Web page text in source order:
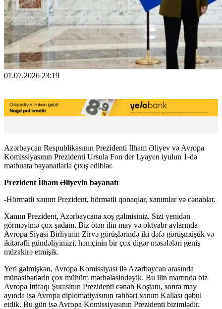
01.07.2026 23:19
Azərbaycan Respublikasının Prezidenti İlham Əliyev və Avropa
Komissiyasının Prezidenti Ursula Fon der Lyayen iyulun 1-də
mətbuata bəyanatlarla çıxış ediblər.
Prezident İlham Əliyevin bəyanatı
-Hörmətli xanım Prezident, hörmətli qonaqlar, xanımlar və cənablar.
Xanım Prezident, Azərbaycana xoş gəlmisiniz. Sizi yenidən
görməyimə çox şadam. Biz ötən ilin may və oktyabr aylarında
Avropa Siyasi Birliyinin Zirvə görüşlərində iki dəfə görüşmüşük və
ikitərəfli gündəliyimizi, həmçinin bir çox digər məsələləri geniş
müzakirə etmişik.
Yeri gəlmişkən, Avropa Komissiyası ilə Azərbaycan arasında
münasibətlərin çox mühüm mərhələsindəyik. Bu ilin martında biz
Avropa İttifaqı Şurasının Prezidenti cənab Koştanı, sonra may
ayında isə Avropa diplomatiyasının rəhbəri xanım Kallası qəbul
etdik. Bu gün isə Avropa Komissiyasının Prezidenti bizimlədir.